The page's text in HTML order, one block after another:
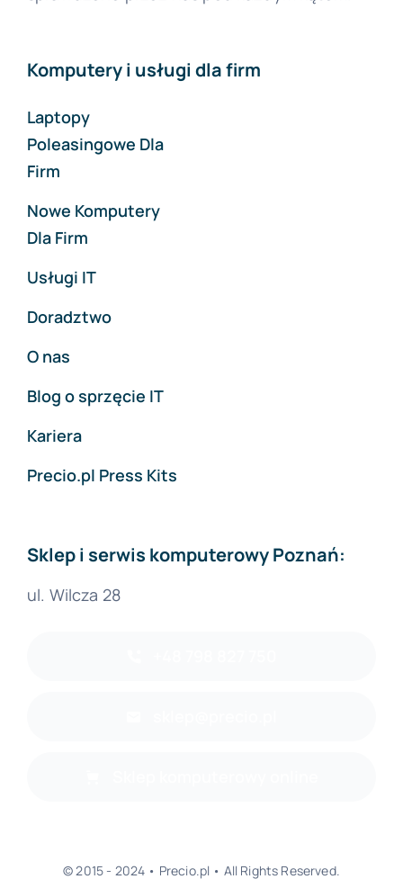
Komputery i usługi dla firm
Laptopy
Poleasingowe Dla
Firm
Nowe Komputery
Dla Firm
Usługi IT
Doradztwo
O nas
Blog o sprzęcie IT
Kariera
Precio.pl Press Kits
Sklep i serwis komputerowy Poznań:
ul. Wilcza 28
© 2015 - 2024 • Precio.pl • All Rights Reserved.